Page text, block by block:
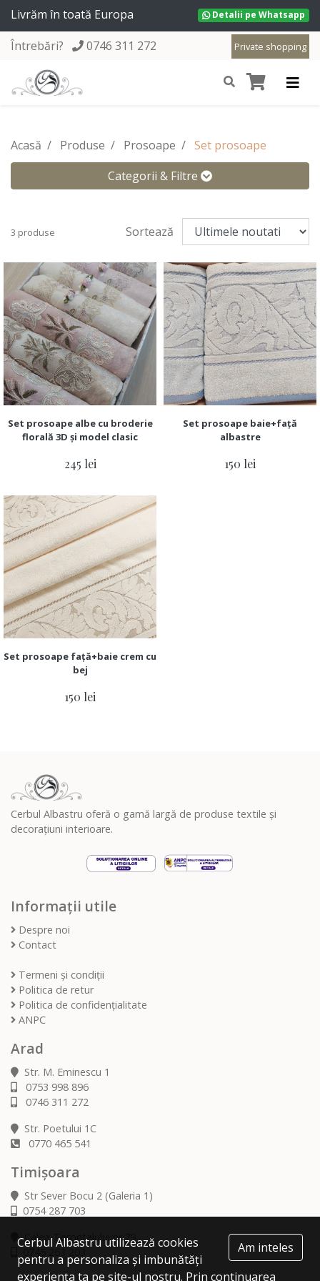
Livrăm în toată Europa Detalii pe Whatsapp
Private shopping
Întrebări? 0746 311 272
Acasă Produse Prosoape
Set prosoape
Categorii & Filtre
3 produse Sortează
Set prosoape albe cu broderie
florală 3D și model clasic
245 lei
Set prosoape baie+față
albastre
150 lei
Set prosoape față+baie crem cu
bej
150 lei
Cerbul Albastru oferă o gamă largă de produse textile și
decorațiuni interioare.
Informații utile
Despre noi
Contact
Termeni și condiții
Politica de retur
Politica de confidențialitate
ANPC
Arad
Str. M. Eminescu 1
0753 998 896
0746 311 272
Str. Poetului 1C
0770 465 541
Timișoara
Str Sever Bocu 2 (Galeria 1)
0754 287 703
Calea Torontalului nr.79
Am inteles
Cerbul Albastru utilizează cookies
pentru a personaliza și imbunătăți
experiența ta pe site-ul nostru. Prin continuarea